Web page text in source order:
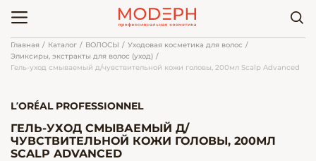
Главная Каталог ВОЛОСЫ
Уходовая косметика для волос
Эликсиры, экстракты для волос (уход)
Гель-уход смываемый д/чувствительной кожи головы, 200мл Scalp Advanced
L’ORÉAL PROFESSIONNEL
ГЕЛЬ-УХОД СМЫВАЕМЫЙ Д/
ЧУВСТВИТЕЛЬНОЙ КОЖИ ГОЛОВЫ, 200МЛ
SCALP ADVANCED